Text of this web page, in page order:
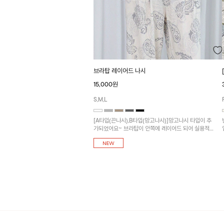
브라탑 레이어드 나시
15,000원
S,M,L
[A타입(끈나시),B타입(망고나시)]망고나시 타입이 추
가되었어요~ 브라탑이 안쪽에 레이어드 되어 실용적
인 나시!